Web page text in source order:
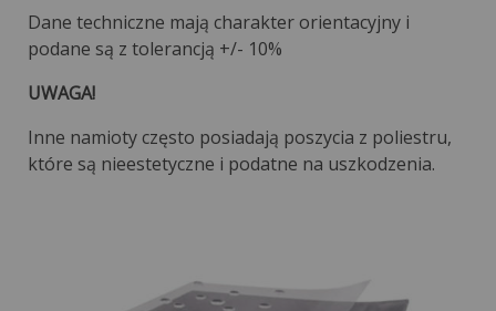
Dane techniczne mają charakter orientacyjny i
podane są z tolerancją +/- 10%
UWAGA!
Inne namioty często posiadają poszycia z poliestru,
które są nieestetyczne i podatne na uszkodzenia.